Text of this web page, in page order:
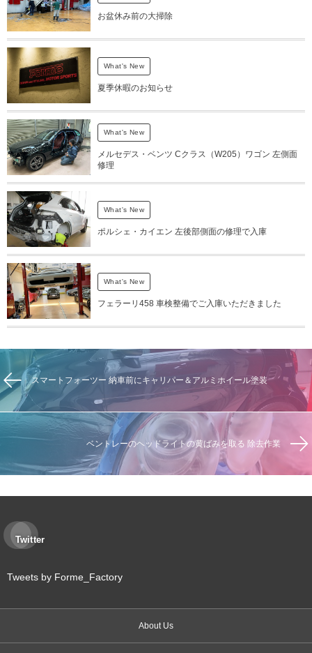
お盆休み前の大掃除
What's New
夏季休暇のお知らせ
What's New
メルセデス・ベンツ Cクラス（W205）ワゴン 左側面
修理
What's New
ポルシェ・カイエン 左後部側面の修理で入庫
What's New
フェラーリ458 車検整備でご入庫いただきました
スマートフォーツー 納車前にキャリパー＆アルミホイール塗装
ベントレーのヘッドライトの黄ばみを取る 除去作業
Twitter
Tweets by Forme_Factory
About Us